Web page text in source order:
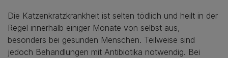
Die Katzenkratzkrankheit ist selten tödlich und heilt in der
Regel innerhalb einiger Monate von selbst aus,
besonders bei gesunden Menschen. Teilweise sind
jedoch Behandlungen mit Antibiotika notwendig. Bei